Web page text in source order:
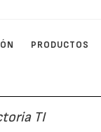
PRODUCTOS
TI